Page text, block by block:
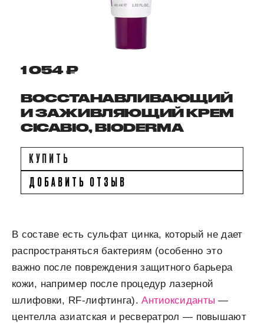
1 054 ₽
ВОССТАНАВЛИВАЮЩИЙ
И ЗАЖИВЛЯЮЩИЙ КРЕМ
CICABIO, BIODERMA
КУПИТЬ
ДОБАВИТЬ ОТЗЫВ
В составе есть сульфат цинка, который не дает
распространяться бактериям (особенно это
важно после повреждения защитного барьера
кожи, например после процедур лазерной
шлифовки, RF-лифтинга).Антиоксиданты —
центелла азиатская и ресвератрол — повышают